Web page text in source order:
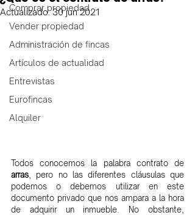
Comprar propiedad
Vender propiedad
Administración de fincas
Artículos de actualidad
Entrevistas
Eurofincas
Alquiler
Actualizado:30 jun 2021
arras , pero no las diferentes cláusulas que
podemos o debemos utilizar en este
documento privado que nos ampara a la hora
de adquirir un inmueble. No obstante,